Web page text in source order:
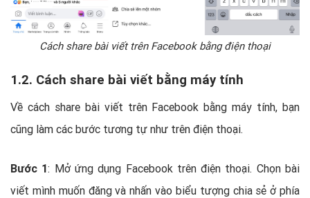
Cách share bài viết trên Facebook bằng điện thoại
1.2. Cách share bài viết bằng máy tính
Về cách share bài viết trên Facebook bằng máy tính, bạn
cũng làm các bước tương tự như trên điện thoại.
Bước 1: Mở ứng dụng Facebook trên điện thoại. Chọn bài
viết mình muốn đăng và nhấn vào biểu tượng chia sẻ ở phía